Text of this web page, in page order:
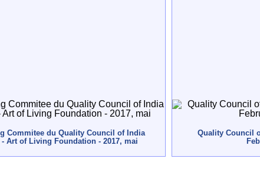
Commitee du Quality Council of India
Art of Living Foundation - 2017, mai
Quality Council